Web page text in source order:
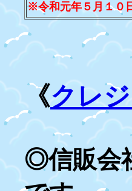
※令和元年５月１０
《クレ
◎信販会